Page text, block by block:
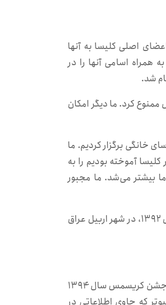
اعضای اصلی کلیسا به آنها
همراه اسامی آنها را در
شد.
ممنوع کرد. ما دیگر امکان
خانگی برگزار کردیم. ما
آموخته بودیم را به
بیشتر می‌شد. ما مجبور
۱۱. از طریق کانال‌های مجازی با یک دوست مسیحی آشنا شده بودیم و بالاخره در سال ۱۳۹۲، در شهر اربیل عراق
۱۲. مدتی بود احساس می‌کردم که به زودی ما را دستگیر خواهند کرد. به همین دلیل جشن کریسمس سال ۱۳۹۴
که حاوی اطلاعاتی در